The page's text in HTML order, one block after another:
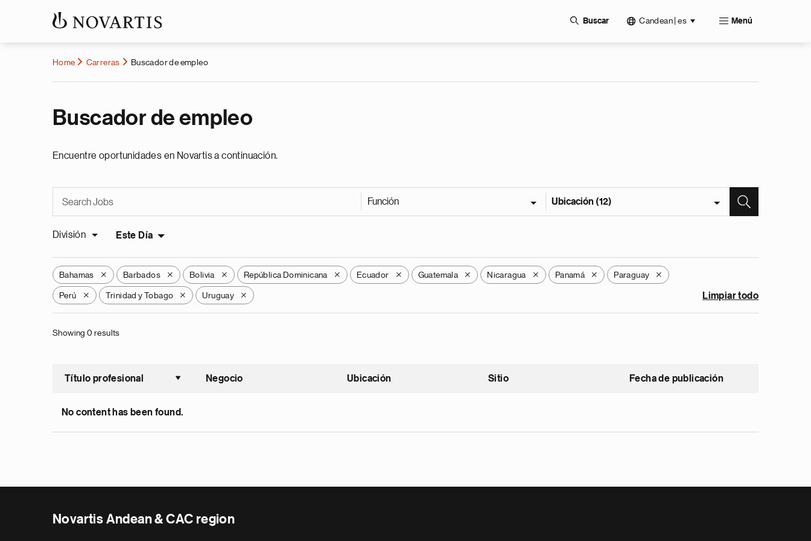
Buscar Candean | es Menú
Home Carreras Buscador de empleo
Buscador de empleo
Encuentre oportunidades en Novartis a continuación.
Función Ubicación (12)
División Este Día
Bahamas X Barbados X Bolivia X República Dominicana X Ecuador X Guatemala X Nicaragua X Panamá X Paraguay X
Perú X Trinidad y Tobago X Uruguay X Limpiar todo
Showing 0 results
Título profesional
Ordenar ascendente
Negocio Ubicación Sitio Fecha de publicación
No content has been found.
Novartis Andean & CAC region